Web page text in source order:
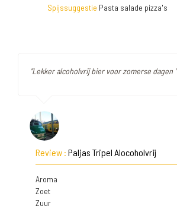
Spijssuggestie Pasta salade pizza's
"Lekker alcoholvrij bier voor zomerse dagen "
Review : Paljas Tripel Alocoholvrij
Aroma
Zoet
Zuur